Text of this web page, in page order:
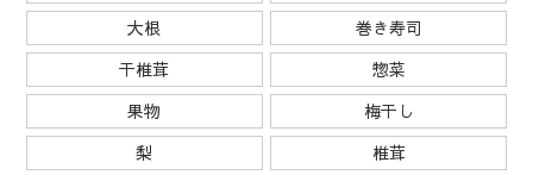
大根
巻き寿司
干椎茸
惣菜
果物
梅干し
梨
椎茸